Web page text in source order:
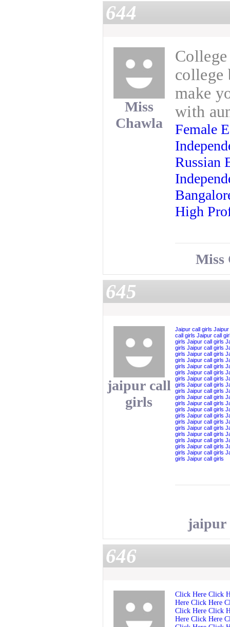
644
Miss
Chawla
college
make
with
Female
Russian
High
Miss
645
jaipur call
girls
Jaipur call girls Jaipur
call girls Jaipur call
girls Jaipur call girls
girls Jaipur call girls
girls Jaipur call girls
girls Jaipur call girls
girls Jaipur call girls
girls Jaipur call girls
girls Jaipur call girls
girls Jaipur call girls
girls Jaipur call girls
girls Jaipur call girls
girls Jaipur call girls
girls Jaipur call girls
girls Jaipur call girls
girls Jaipur call girls
girls Jaipur call girls
girls Jaipur call girls
girls Jaipur call girls
girls Jaipur call girls
girls Jaipur call girls
girls Jaipur call girls
jaipur
646
Click Here Click
Here Click Here
Click Here Click
Here Click Here